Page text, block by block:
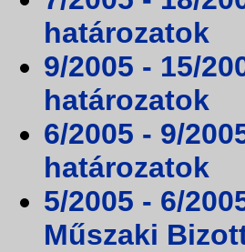
határozatok
9/2005 - 15/
határozatok
6/2005 - 9/
határozatok
5/2005 - 6/
Műszaki